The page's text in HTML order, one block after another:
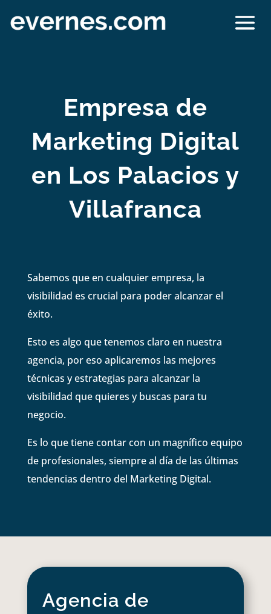
Empresa de
Marketing Digital
en Los Palacios y
Villafranca
Sabemos que en cualquier empresa, la
visibilidad es crucial para poder alcanzar el
éxito.
Esto es algo que tenemos claro en nuestra
agencia, por eso aplicaremos las mejores
técnicas y estrategias para alcanzar la
visibilidad que quieres y buscas para tu
negocio.
Es lo que tiene contar con un magnífico equipo
de profesionales, siempre al día de las últimas
tendencias dentro del Marketing Digital.
Agencia de